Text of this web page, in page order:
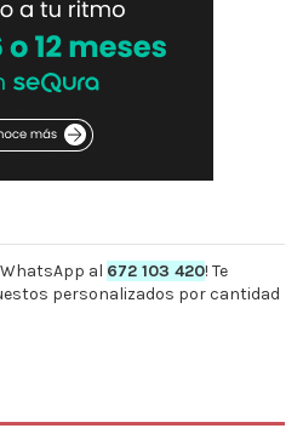
al 672 103 420! Te
personalizados por cantidad